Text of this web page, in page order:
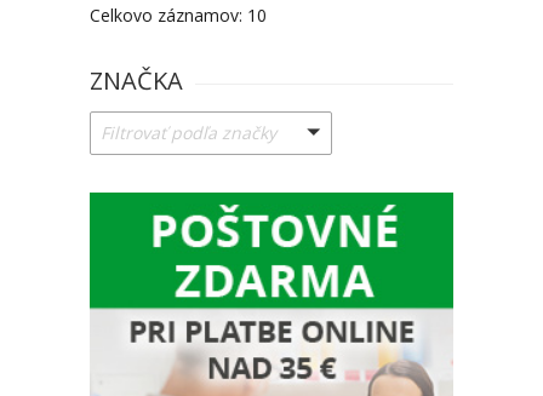
Celkovo záznamov: 10
ZNAČKA
Filtrovať podľa značky